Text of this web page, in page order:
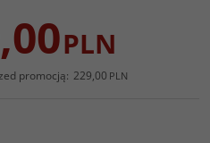
PLN
promocją: 229,00 PLN